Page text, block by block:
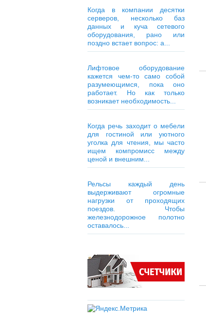
Когда в компании десятки
серверов, несколько баз
данных и куча сетевого
оборудования, рано или
поздно встает вопрос: а...
Лифтовое оборудование
кажется чем-то само собой
разумеющимся, пока оно
работает. Но как только
возникает необходимость...
Когда речь заходит о мебели
для гостиной или уютного
уголка для чтения, мы часто
ищем компромисс между
ценой и внешним...
Рельсы каждый день
выдерживают огромные
нагрузки от проходящих
поездов. Чтобы
железнодорожное полотно
оставалось...